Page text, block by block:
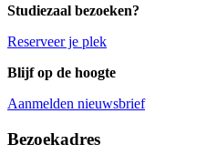
Studiezaal bezoeken?
Reserveer je plek
Blijf op de hoogte
Aanmelden nieuwsbrief
Algemene informatie
Bezoekadres